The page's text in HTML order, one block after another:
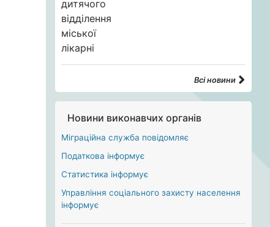
Всі новини
Новини виконавчих органів
Міграційна служба повідомляє
Податкова інформує
Статистика інформує
Управління соціального захисту населення
інформує